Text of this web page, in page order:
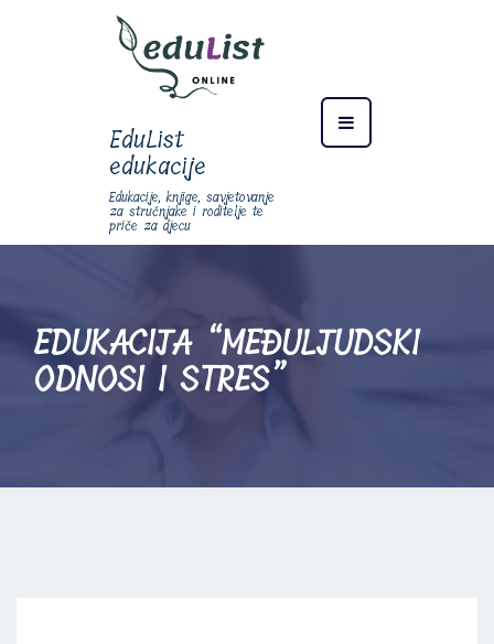
EduList
edukacije
Edukacije, knjige, savjetovanje
za stručnjake i roditelje te
priče za djecu
EDUKACIJA “MEĐULJUDSKI
ODNOSI I STRES”